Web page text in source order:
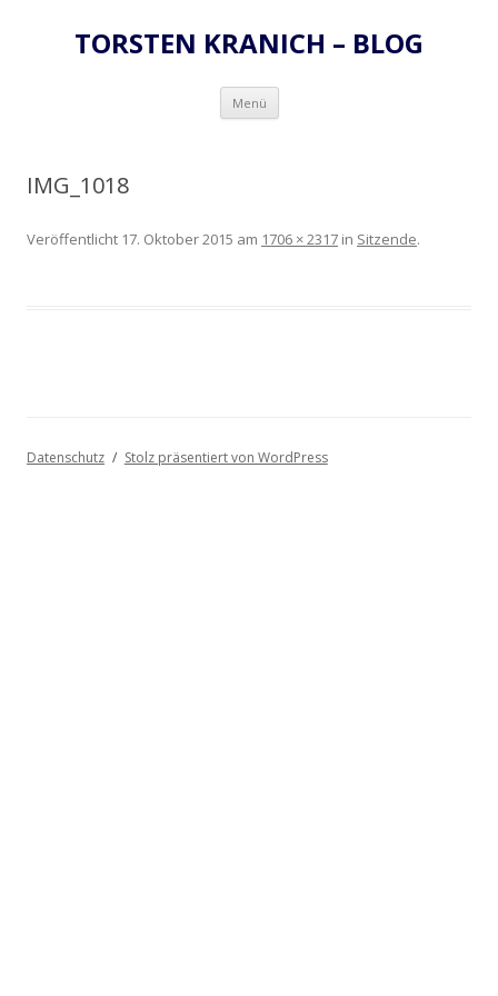
TORSTEN KRANICH – BLOG
Menü Zum
springen
IMG_1018
Veröffentlicht 17. Oktober 2015 am 1706 × 2317 in Sitzende.
Datenschutz Stolz präsentiert von WordPress